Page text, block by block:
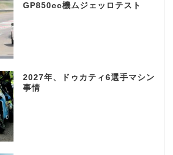
GP850cc機ムジェッロテスト
2027年、ドゥカティ6選手マシン
事情